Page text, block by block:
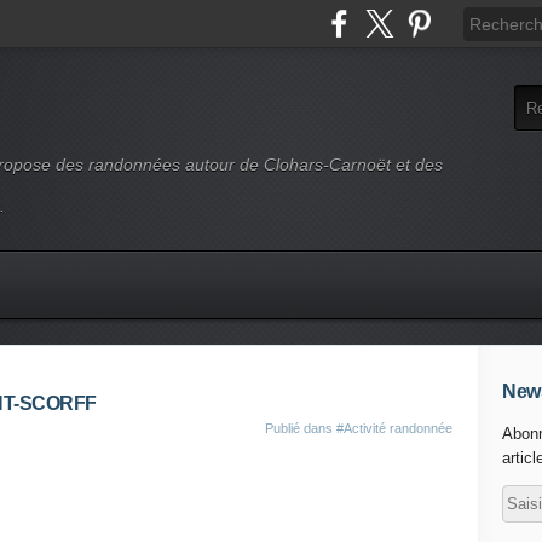
des randonnées autour de Clohars-Carnoët et des
SCORFF
Publié dans #Activité randonnée